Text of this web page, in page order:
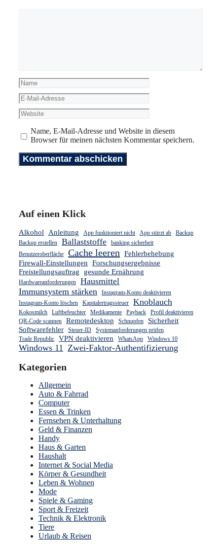
Name
E-
Mail-
Adresse
Website
Name, E-Mail-Adresse und Website in diesem
Browser für meinen nächsten Kommentar speichern.
Auf einen Klick
Alkohol Anleitung App funktioniert nicht App stürzt ab
Backup
Backup erstellen
Ballaststoffe
banking sicherheit
Benutzeroberfläche
Cache leeren Fehlerbehebung
Firewall-Einstellungen Forschungsergebnisse
Freistellungsauftrag
gesunde Ernährung
Hardwareanforderungen
Hausmittel
Immunsystem stärken
Instagram-Konto deaktivieren
Instagram-Konto löschen
Kapitalertragssteuer Knoblauch
Kokosmilch Luftbefeuchter Medikamente Payback
Profil deaktivieren
QR-Code scannen
Remotedesktop Schnupfen
Sicherheit
Softwarefehler
Steuer-ID
Systemanforderungen prüfen
Trade Republic
VPN deaktivieren WhatsApp Windows 10
Windows 11 Zwei-Faktor-Authentifizierung
Kategorien
Allgemein
Auto & Fahrrad
Computer
Essen & Trinken
Fernsehen & Unterhaltung
Geld & Finanzen
Handy
Haus & Garten
Haushalt
Internet & Social Media
Körper & Gesundheit
Leben & Wohnen
Mode
Spiele & Gaming
Sport & Freizeit
Technik & Elektronik
Tiere
Urlaub & Reisen